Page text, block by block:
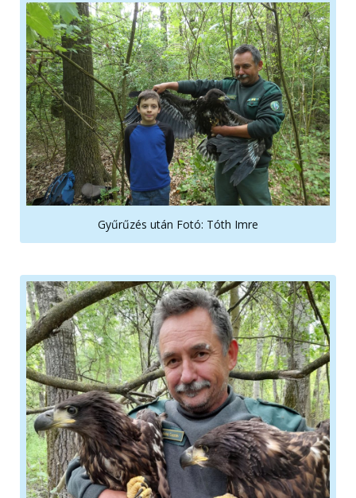
Gyűrűzés után Fotó: Tóth Imre